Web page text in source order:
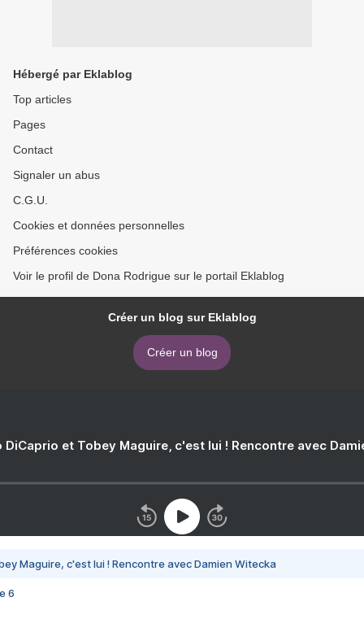
Hébergé par Eklablog
Top articles
Pages
Contact
Signaler un abus
C.G.U.
Cookies et données personnelles
Préférences cookies
Voir le profil de Dona Rodrigue sur le portail Eklablog
Créer un blog sur Eklablog
Créer un blog
DiCaprio et Tobey Maguire, c'est lui ! Rencontre avec
Maguire, c'est lui ! Rencontre avec Damien Witecka
6